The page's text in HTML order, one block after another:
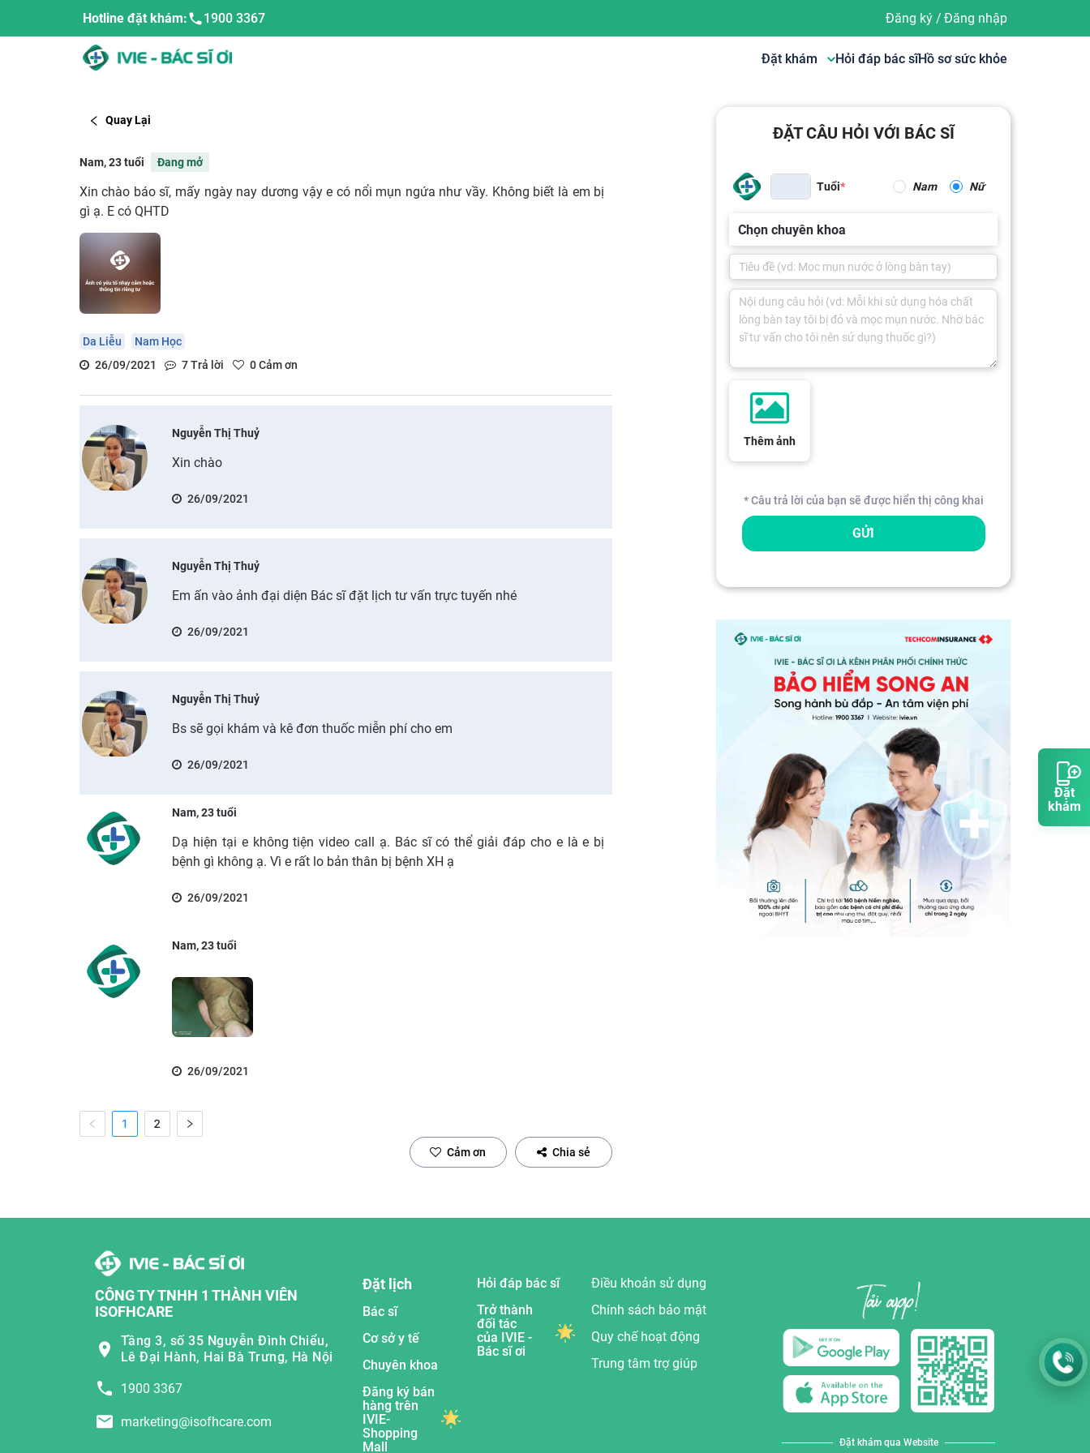
Đặt
khám
Hotline đặt khám: 1900 3367 Đăng ký/ Đăng nhập
Đặt khám Hỏi đáp bác sĩHồ sơ sức khỏe
Quay Lại
Nam, 23 tuổi Đang mở
Xin chào báo sĩ, mấy ngày nay dương vậy e có nổi mụn ngứa như vầy. Không biết là em bị
gì ạ. E có QHTD
Da Liễu
Nam Học
26/09/2021
7Trả lời 0Cảm ơn
Nguyễn Thị Thuỷ
Xin chào
26/09/2021
Nguyễn Thị Thuỷ
Em ấn vào ảnh đại diện Bác sĩ đặt lịch tư vấn trực tuyến nhé
26/09/2021
Nguyễn Thị Thuỷ
Bs sẽ gọi khám và kê đơn thuốc miễn phí cho em
26/09/2021
Nam, 23 tuổi
Dạ hiện tại e không tiện video call ạ. Bác sĩ có thể giải đáp cho e là e bị
bệnh gì không ạ. Vì e rất lo bản thân bị bệnh XH ạ
26/09/2021
Nam, 23 tuổi
26/09/2021
1 2
Cảm ơn Chia sẻ
ĐẶT CÂU HỎI VỚI BÁC SĨ
Tuổi Nam Nữ
Chọn chuyên khoa
Thêm ảnh
* Câu trả lời của bạn sẽ được hiển thị công khai
GỬI
CÔNG TY TNHH 1 THÀNH VIÊN
ISOFHCARE
Tầng 3, số 35 Nguyễn Đình Chiểu,
Lê Đại Hành, Hai Bà Trưng, Hà Nội
1900 3367
marketing@isofhcare.com
Đặt lịch
Bác sĩ
Cơ sở y tế
Chuyên khoa
Đăng ký bán
hàng trên
IVIE-
Shopping
Mall
Hỏi đáp bác sĩ
Trở thành
đối tác
của IVIE -
Bác sĩ ơi
Điều khoản sử dụng
Chính sách bảo mật
Quy chế hoạt động
Trung tâm trợ giúp
Đặt khám qua Website